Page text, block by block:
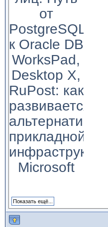
от
PostgreSQL
к Oracle DB
WorksPad,
Desktop X,
RuPost: как
развивается
альтернатива
прикладной
инфраструктуре
Microsoft